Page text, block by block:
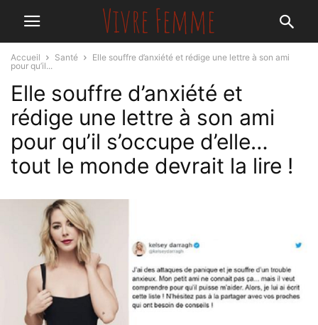
Accueil Santé
Elle souffre d’anxiété et rédige une lettre à son ami
pour qu’il...
Elle souffre d’anxiété et
rédige une lettre à son ami
pour qu’il s’occupe d’elle…
tout le monde devrait la lire !